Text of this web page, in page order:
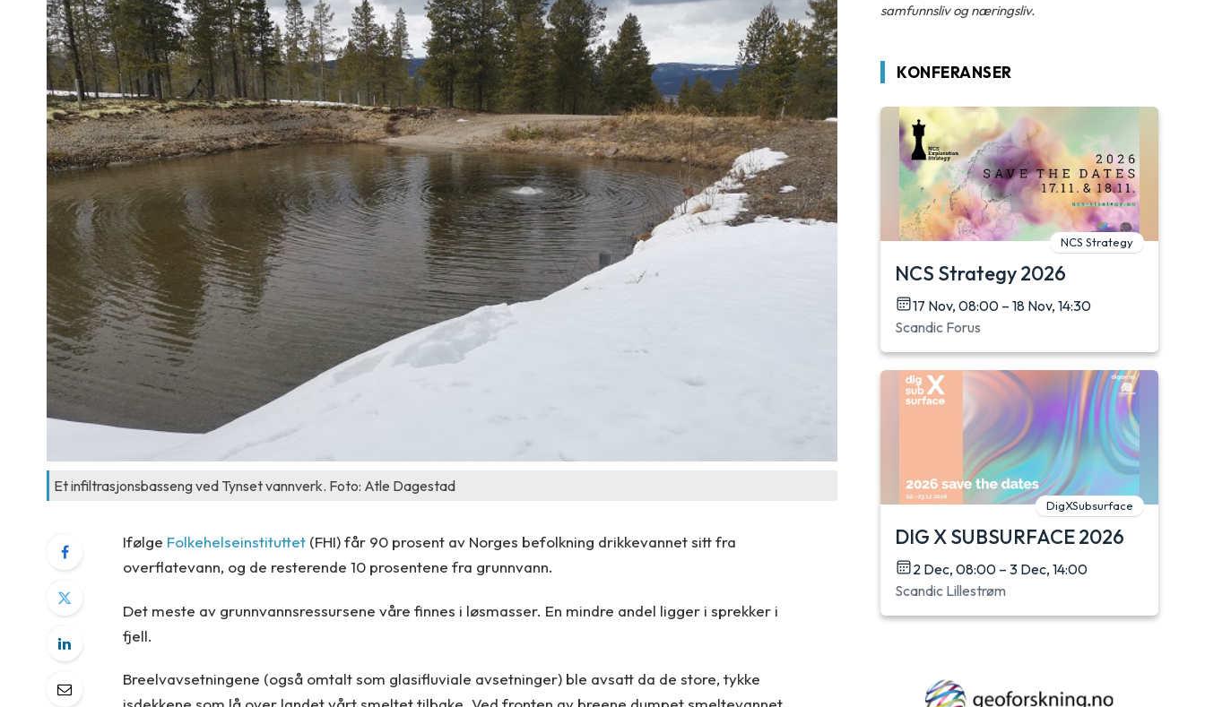
Et infiltrasjonsbasseng ved Tynset vannverk. Foto: Atle Dagestad
Ifølge Folkehelseinstituttet(FHI) får 90 prosent av Norges befolkning drikkevannet sitt fra
overflatevann, og de resterende 10 prosentene fra grunnvann.
Det meste av grunnvannsressursene våre finnes i løsmasser. En mindre andel ligger i sprekker i
fjell.
Breelvavsetningene (også omtalt som glasifluviale avsetninger) ble avsatt da de store, tykke
samfunnsliv og næringsliv.
KONFERANSER
NCS Strategy
NCS Strategy 2026
17 Nov, 08:00 – 18 Nov, 14:30
Scandic Forus
DigXSubsurface
DIG X SUBSURFACE 2026
2 Dec, 08:00 – 3 Dec, 14:00
Scandic Lillestrøm